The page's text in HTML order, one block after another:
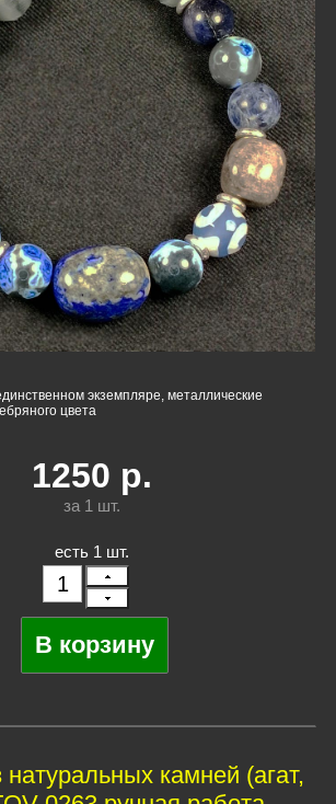
экземпляре, металлические
цвета
1250 р.
за 1 шт.
есть 1 шт.
натуральных камней (агат,